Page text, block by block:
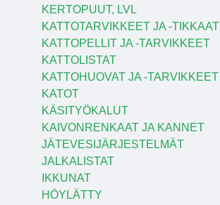
KERTOPUUT, LVL
KATTOTARVIKKEET JA -TIKKAAT
KATTOPELLIT JA -TARVIKKEET
KATTOLISTAT
KATTOHUOVAT JA -TARVIKKEET
KATOT
KÄSITYÖKALUT
KAIVONRENKAAT JA KANNET
JÄTEVESIJÄRJESTELMÄT
JALKALISTAT
IKKUNAT
HÖYLÄTTY